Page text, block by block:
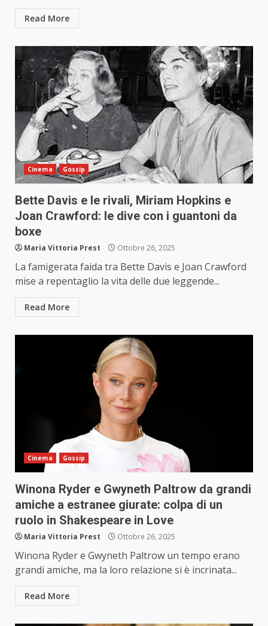
Read More
Cinema Gossip
Bette Davis e le rivali, Miriam Hopkins e
Joan Crawford: le dive con i guantoni da
boxe
Maria Vittoria Prest Ottobre 26, 2025
La famigerata faida tra Bette Davis e Joan Crawford
mise a repentaglio la vita delle due leggende...
Read More
Cinema Gossip
Winona Ryder e Gwyneth Paltrow da grandi
amiche a estranee giurate: colpa di un
ruolo in Shakespeare in Love
Maria Vittoria Prest Ottobre 26, 2025
Winona Ryder e Gwyneth Paltrow un tempo erano
grandi amiche, ma la loro relazione si è incrinata...
Read More